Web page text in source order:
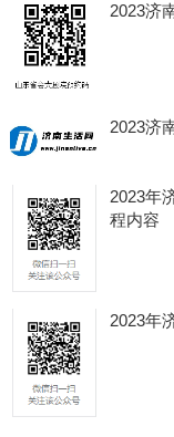
2023济
2023济
2023年
程内容
2023年